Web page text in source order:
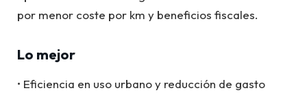
por menor coste por km y beneficios fiscales.
Lo mejor
• Eficiencia en uso urbano y reducción de gasto